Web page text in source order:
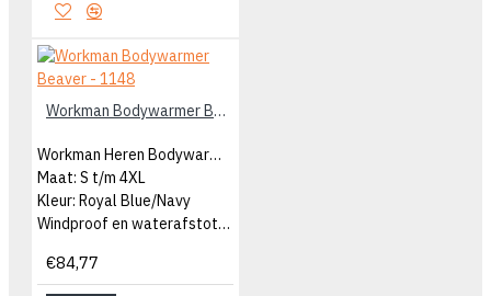
Workman Bodywarmer Beaver - 1148
Workman Heren Bodywarmer
Maat: S t/m 4XL
Kleur: Royal Blue/Navy
Windproof en waterafstotend
€84,77